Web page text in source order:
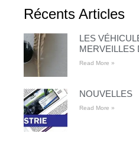
Récents Articles
LES
MERVEILLES
Read More »
NOUVELLES
Read More »